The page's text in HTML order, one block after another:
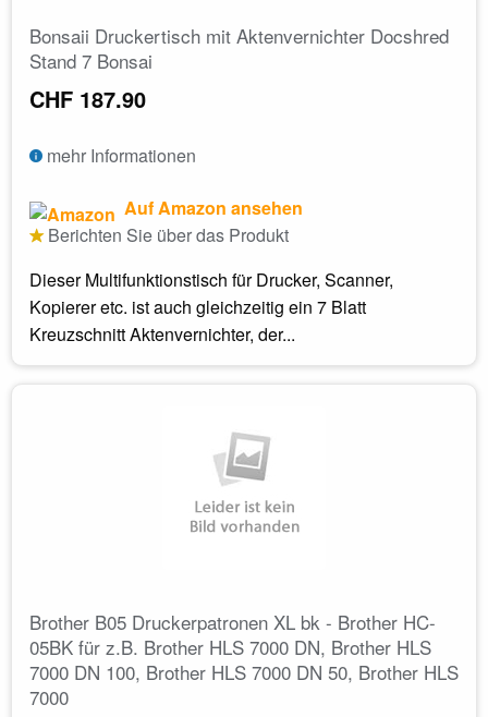
Bonsaii Druckertisch mit Aktenvernichter Docshred
Stand 7 Bonsai
CHF 187.90
mehr Informationen
Auf Amazon ansehen
Berichten Sie über das Produkt
Dieser Multifunktionstisch für Drucker, Scanner,
Kopierer etc. ist auch gleichzeitig ein 7 Blatt
Kreuzschnitt Aktenvernichter, der...
Brother B05 Druckerpatronen XL bk - Brother HC-
05BK für z.B. Brother HLS 7000 DN, Brother HLS
7000 DN 100, Brother HLS 7000 DN 50, Brother HLS
7000